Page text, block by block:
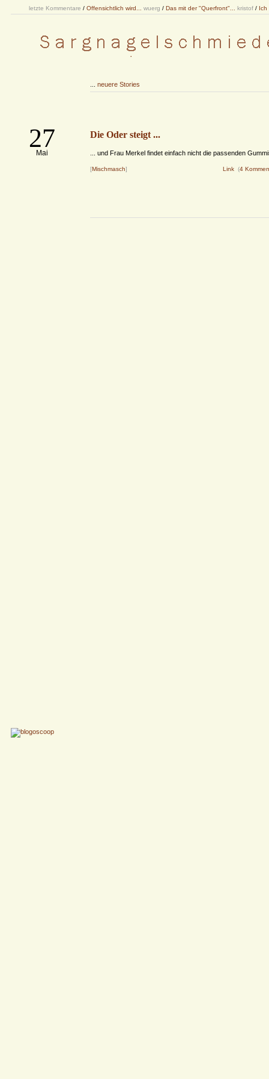
letzte Kommentare / Offensichtlich wird... wuerg / Das mit der "Querfront"... kristof / Ich
neuere Stories
27
Mai
Die Oder steigt ...
... und Frau Merkel findet einfach nicht die passenden
[Mischmasch] Link (4